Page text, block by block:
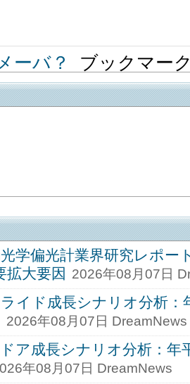
ーバ？ ブックマー
学偏光計業界研究レポー
拡大要因 2026年08月07日
イド成長シナリオ分析：
2026年08月07日 DreamNews
ア成長シナリオ分析：年
年08月07日 DreamNews